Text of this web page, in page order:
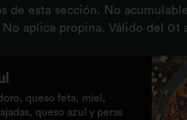
de esta sección. No
aplica propina. Válido del 01
queso feta, miel,
queso azul y peras